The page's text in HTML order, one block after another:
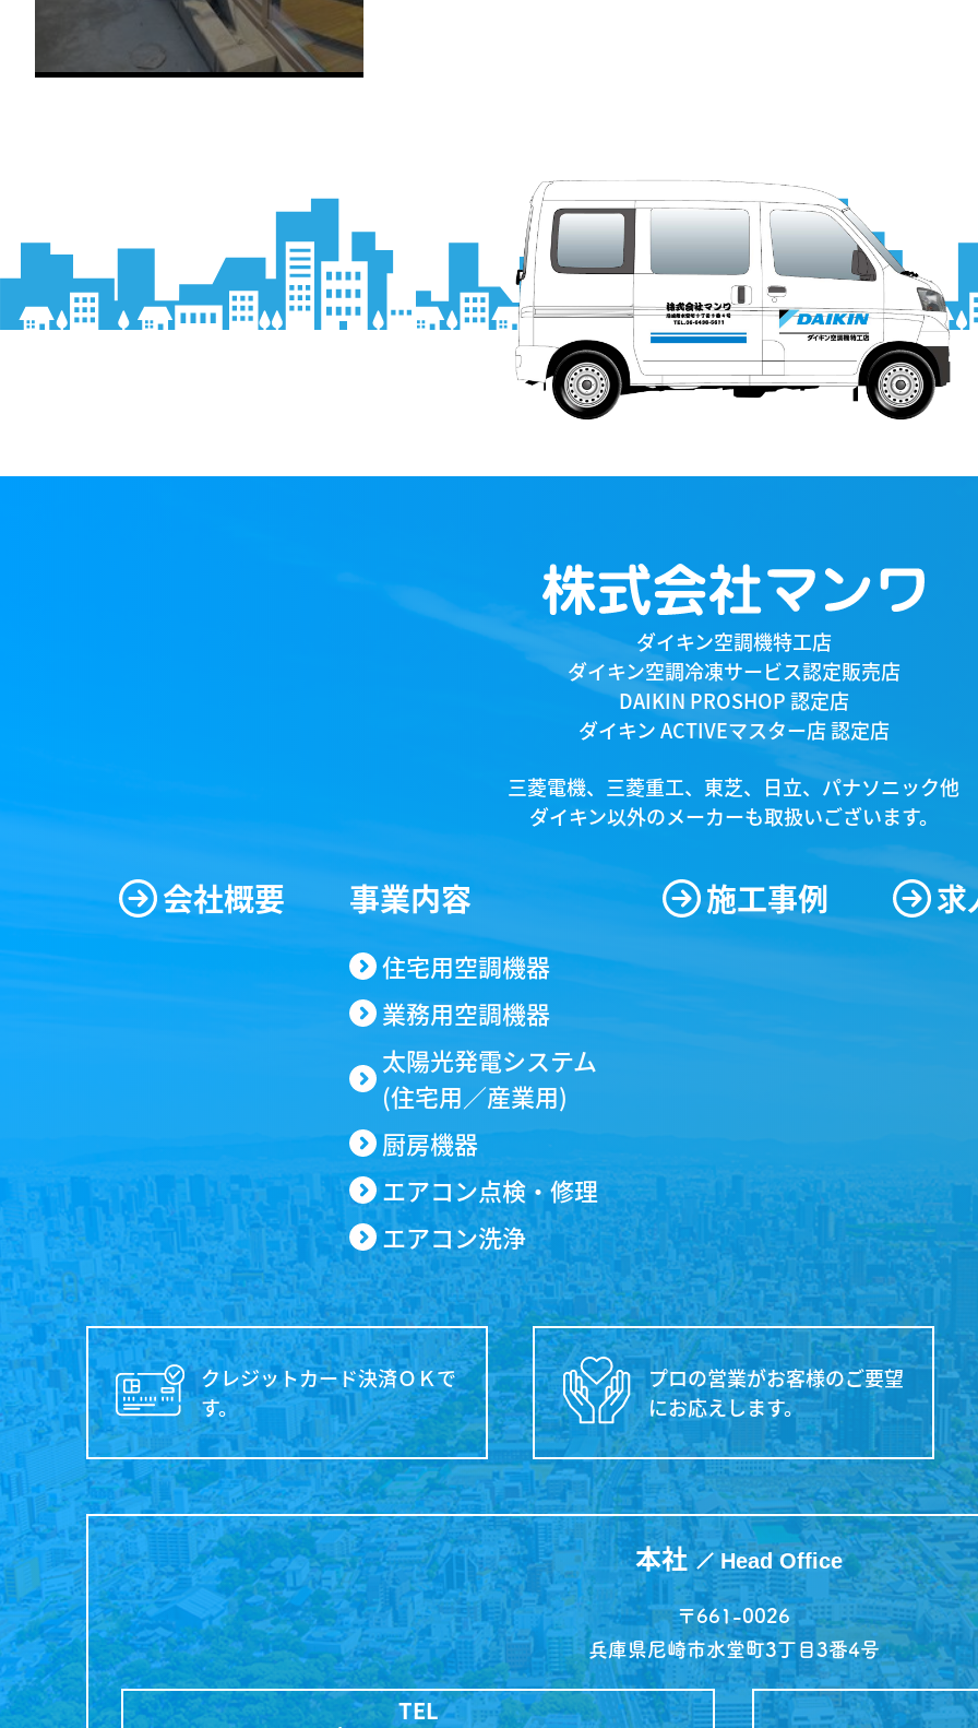
会社概要 事業内容
業務用空調機器
太陽光発電システム
(住宅用／産業用)
厨房機器
エアコン点検・修理
にお応えします。
本社 Head Office
〒661-0026
兵庫県尼崎市水堂町3丁目3番4号
06-6438-5611
@株式会社マンワ all rights reserved